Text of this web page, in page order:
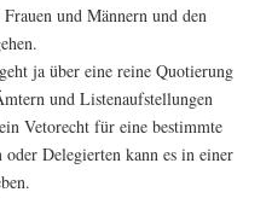
und Män­nern und den
ja über eine rei­ne Quo­tie­rung
und Lis­ten­auf­stel­lun­gen
Veto­recht für eine bestimm­te
Dele­gier­ten kann es in einer